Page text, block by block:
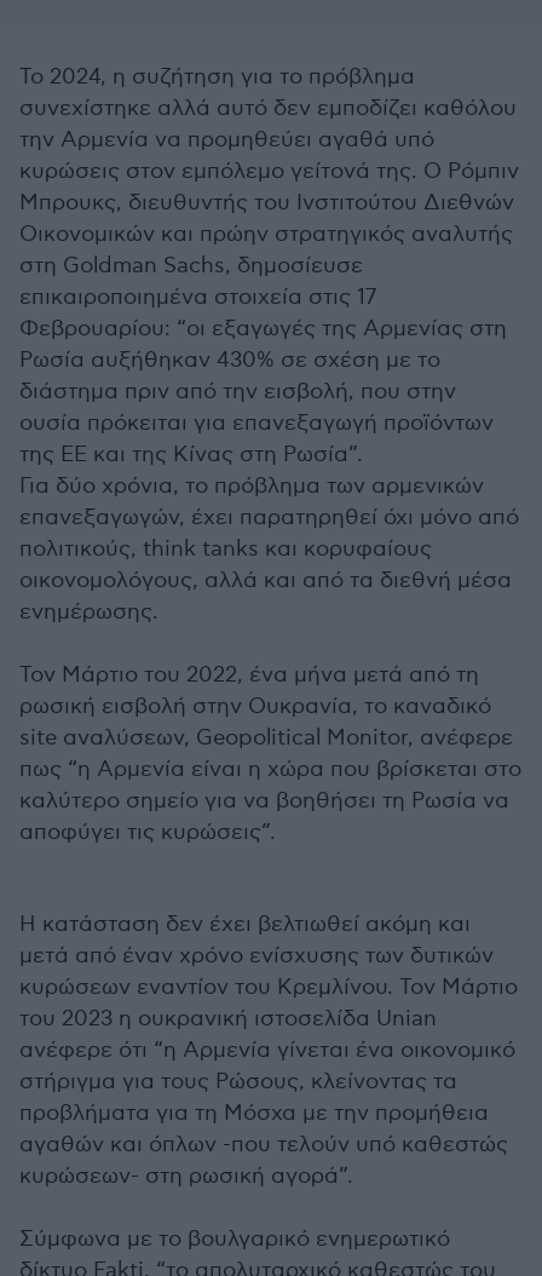
Το 2024, η συζήτηση για το πρόβλημα
συνεχίστηκε αλλά αυτό δεν εμποδίζει καθόλου
την Αρμενία να προμηθεύει αγαθά υπό
κυρώσεις στον εμπόλεμο γείτονά της. Ο Ρόμπιν
Μπρουκς, διευθυντής του Ινστιτούτου Διεθνών
Οικονομικών και πρώην στρατηγικός αναλυτής
στη Goldman Sachs, δημοσίευσε
επικαιροποιημένα στοιχεία στις 17
Φεβρουαρίου: “οι εξαγωγές της Αρμενίας στη
Ρωσία αυξήθηκαν 430% σε σχέση με το
διάστημα πριν από την εισβολή, που στην
ουσία πρόκειται για επανεξαγωγή προϊόντων
της ΕΕ και της Κίνας στη Ρωσία”.
Για δύο χρόνια, το πρόβλημα των αρμενικών
επανεξαγωγών, έχει παρατηρηθεί όχι μόνο από
πολιτικούς, think tanks και κορυφαίους
οικονομολόγους, αλλά και από τα διεθνή μέσα
ενημέρωσης.
Τον Μάρτιο του 2022, ένα μήνα μετά από τη
ρωσική εισβολή στην Ουκρανία, το καναδικό
site αναλύσεων, Geopolitical Monitor, ανέφερε
πως “η Αρμενία είναι η χώρα που βρίσκεται στο
καλύτερο σημείο για να βοηθήσει τη Ρωσία να
αποφύγει τις κυρώσεις”.
Η κατάσταση δεν έχει βελτιωθεί ακόμη και
μετά από έναν χρόνο ενίσχυσης των δυτικών
κυρώσεων εναντίον του Κρεμλίνου. Τον Μάρτιο
του 2023 η ουκρανική ιστοσελίδα Unian
ανέφερε ότι “η Αρμενία γίνεται ένα οικονομικό
στήριγμα για τους Ρώσους, κλείνοντας τα
προβλήματα για τη Μόσχα με την προμήθεια
αγαθών και όπλων -που τελούν υπό καθεστώς
κυρώσεων- στη ρωσική αγορά”.
Σύμφωνα με το βουλγαρικό ενημερωτικό
δίκτυο Fakti, “το απολυταρχικό καθεστώς του